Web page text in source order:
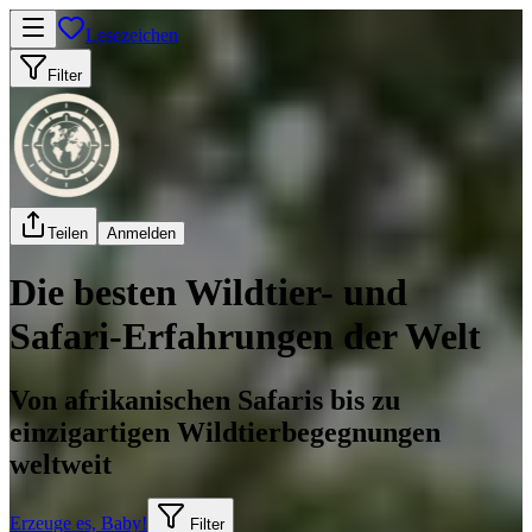
Lesezeichen
Filter
Teilen Anmelden
Die besten Wildtier- und
Safari-Erfahrungen der Welt
Von afrikanischen Safaris bis zu
einzigartigen Wildtierbegegnungen
weltweit
Erzeuge es, Baby! Filter